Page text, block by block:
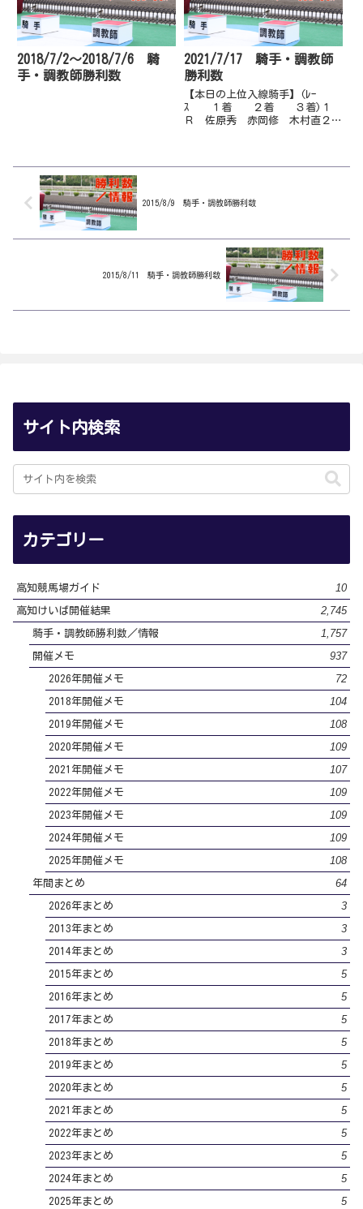
2018/7/2～2018/7/6 騎
手・調教師勝利数
2021/7/17 騎手・調教師
勝利数
【本日の上位入線騎手】(ﾚｰ
ｽ １着 ２着 ３着)１
Ｒ 佐原秀 赤岡修 木村直２
Ｒ 濱尚美 西...
2015/8/9 騎手・調教師勝利数
2015/8/11 騎手・調教師勝利数
サイト内検索
カテゴリー
高知競馬場ガイド 10
高知けいば開催結果 2,745
騎手・調教師勝利数／情報 1,757
開催メモ 937
2026年開催メモ 72
2018年開催メモ 104
2019年開催メモ 108
2020年開催メモ 109
2021年開催メモ 107
2022年開催メモ 109
2023年開催メモ 109
2024年開催メモ 109
2025年開催メモ 108
年間まとめ 64
2026年まとめ 3
2013年まとめ 3
2014年まとめ 3
2015年まとめ 5
2016年まとめ 5
2017年まとめ 5
2018年まとめ 5
2019年まとめ 5
2020年まとめ 5
2021年まとめ 5
2022年まとめ 5
2023年まとめ 5
2024年まとめ 5
2025年まとめ 5